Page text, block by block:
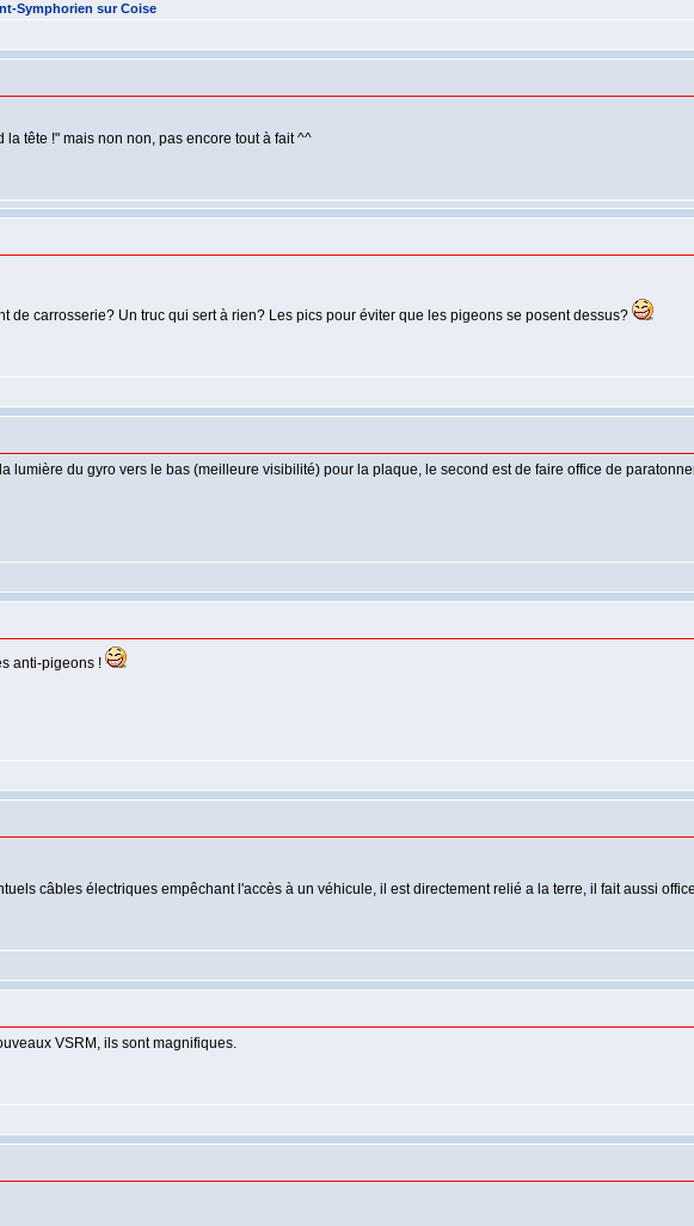
Symphorien sur Coise
la tête !" mais non non, pas encore tout à fait ^^
de carrosserie? Un truc qui sert à rien? Les pics pour éviter que les pigeons se posent dessus?
lumière du gyro vers le bas (meilleure visibilité) pour la plaque, le second est de faire office de
anti-pigeons !
câbles électriques empêchant l'accès à un véhicule, il est directement relié a la terre, il fait aussi
VSRM, ils sont magnifiques.